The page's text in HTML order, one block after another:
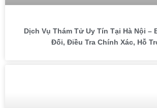
Dịch Vụ Thám Tử Uy Tín Tại Hà Nội –
Đối, Điều Tra Chính Xác, Hỗ